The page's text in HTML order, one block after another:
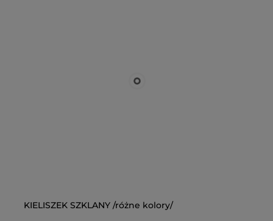
KIELISZEK SZKLANY /różne kolory/